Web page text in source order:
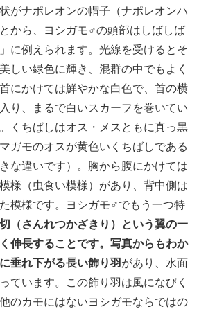
がナポレオンの帽子（ナポレオンハ
から、ヨシガモ♂の頭部はしばしば
に例えられます。光線を受けるとそ
しい緑色に輝き、混群の中でもよく
にかけては鮮やかな白色で、首の横
り、まるで白いスカーフを巻いてい
くちばしはオス・メスともに真っ黒
ガモのオスが黄色いくちばしである
な違いです）。胸から腹にかけては
様（虫食い模様）があり、背中側は
模様です。ヨシガモ♂でもう一つ特
（さんれつかざきり）という翼の一
伸長することです。写真からもわか
垂れ下がる長い飾り羽 があり、水面
ています。この飾り羽は風になびく
のカモにはないヨシガモならではの